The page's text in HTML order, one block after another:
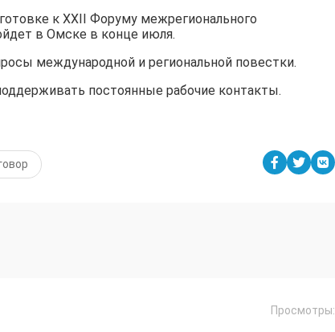
к XXII Форуму межрегионального
в Омске в конце июля.
международной и региональной повестки.
постоянные рабочие контакты.
Просмотры: